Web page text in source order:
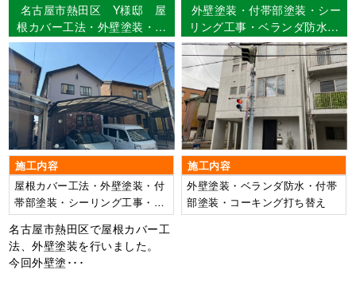
名古屋市熱田区 Y様邸 屋
根カバー工法・外壁塗装・付
帯部塗装・シーリング工事・
ベランダ防水工事 【使用塗
料】外壁：超低汚染ﾘﾌｧｲﾝ弾
性1000MS-IR
施工内容
屋根カバー工法・外壁塗装・付
帯部塗装・シーリング工事・ベ
ランダ防水工事
名古屋市熱田区で屋根カバー工
法、外壁塗装を行いました。
今回外壁塗･･･
外壁塗装・付帯部塗装・シー
リング工事・ベランダ防水工
事 名古屋市天白区 M様邸
施工内容
外壁塗装・ベランダ防水・付帯
部塗装・コーキング打ち替え